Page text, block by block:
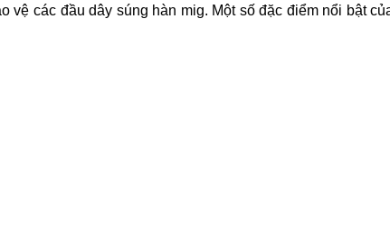
các đầu dây súng hàn mig. Một số đặc điểm nổi bật